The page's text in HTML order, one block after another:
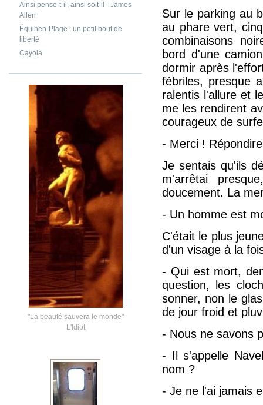
Ainsi pense-t-il, ainsi soit-il - James
Allen
Équihen-Plage : un petit bout de
liberté
Cayola
"La beauté sauvera le monde"
L'Idiot
Sur le parking au
au phare vert,
combinaisons
bord d'une
dormir après
fébriles, presque
ralentis l'allure et
me les rendirent
courageux de
- Merci !
Je sentais qu'ils
m'arrêtai
doucement. La
- Un homme est
C'était le plus
d'un visage à la
- Qui est mort,
question, les
sonner, non le
de jour froid et
- Nous ne savons
- Il s'appelle
nom ?
- Je ne l'ai jamais